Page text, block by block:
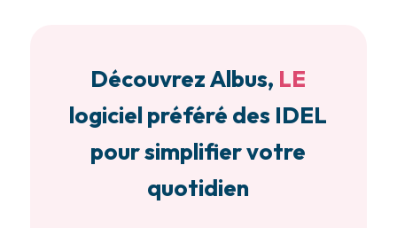
Découvrez Albus, LE
logiciel préféré des IDEL
pour simplifier votre
quotidien